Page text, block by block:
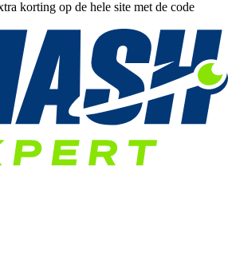
korting op de hele site met de code